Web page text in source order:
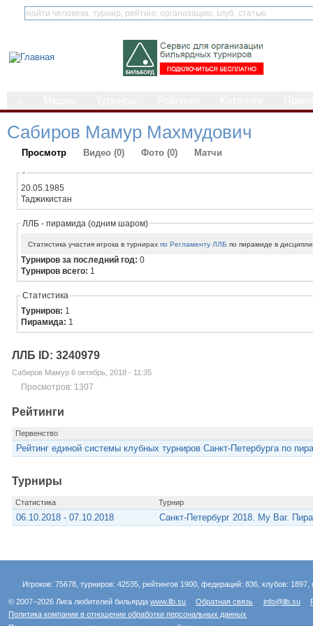
Сабиров Мамур Махмудович
Просмотр Видео (0) Фото (0) Матчи
-
20.05.1985
Таджикистан
ЛЛБ - пирамида (одним шаром)
Статистика участия игрока в турнирахпо Регламенту ЛЛБ по пирамиде в
Турниров за последний год:0
Турниров всего: 1
Статистика
Турниров: 1
Пирамида: 1
ЛЛБ ID: 3240979
Сабиров Мамур 6 октябрь, 2018 - 11:35
Просмотров: 1307
Рейтинги
Первенство
Рейтинг единой системы клубных турниров Санкт-Петербурга по
Турниры
Статистика Турнир
06.10.2018 - 07.10.2018 Санкт-Петербург 2018. My Bar.
Игроков: 75678, турниров: 42535, рейтингов 1900, федераций: 836, клубов:
© 2007–2026 Лига любителей бильярдаwww.llb.su Обратная связь info@llb.su
Политика компании в отношении обработки персональных данных